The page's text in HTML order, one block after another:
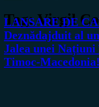
Tag:Virgil
LANSARE DE
Deznădajduit al
Jalea unei
Timoc-